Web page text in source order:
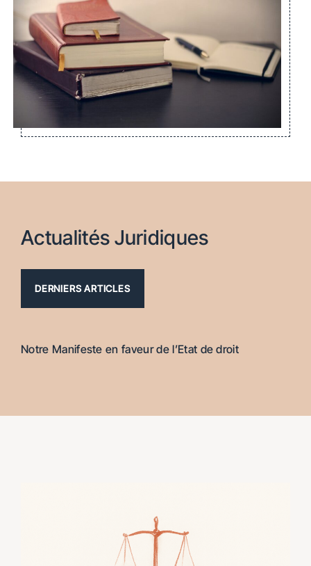
Actualités Juridiques
DERNIERS ARTICLES
Notre Manifeste en faveur de l’Etat de droit